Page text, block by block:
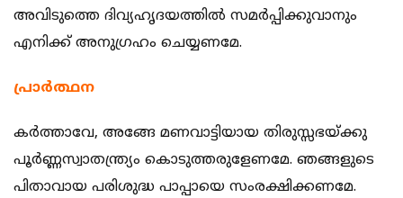
അവിടുത്തെ ദിവ്യഹൃദയത്തില്‍ സമര്‍പ്പിക്കുവാനും
എനിക്ക് അനുഗ്രഹം ചെയ്യണമേ.
പ്രാര്‍ത്ഥന
കര്‍ത്താവേ, അങ്ങേ മണവാട്ടിയായ തിരുസ്സഭയ്ക്കു
പൂര്‍ണ്ണസ്വാതന്ത്ര്യം കൊടുത്തരുളേണമേ. ഞങ്ങളുടെ
പിതാവായ പരിശുദ്ധ പാപ്പായെ സംരക്ഷിക്കണമേ.